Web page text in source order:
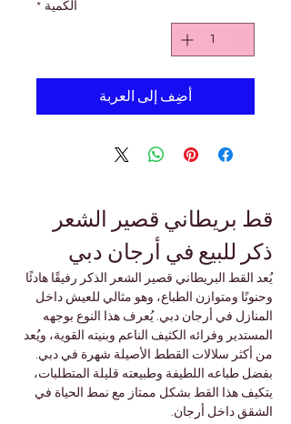
الكمية *
أضِف إلى العربة
قط بريطاني قصير الشعر
ذكر للبيع في أرجان دبي
يُعد القط البريطاني قصير الشعر الذكر رفيقًا هادئًا
وحنونًا ومتوازن الطباع، وهو مثالي للعيش داخل
المنازل في أرجان دبي. يُعرف هذا النوع بوجهه
المستدير وفرائه الكثيف الناعم وبنيته القوية، ويُعد
من أكثر سلالات القطط الأصيلة شهرة في دبي.
بفضل طباعه اللطيفة وطبيعته قليلة المتطلبات،
يتكيف هذا القط بشكل ممتاز مع نمط الحياة في
الشقق داخل أرجان.